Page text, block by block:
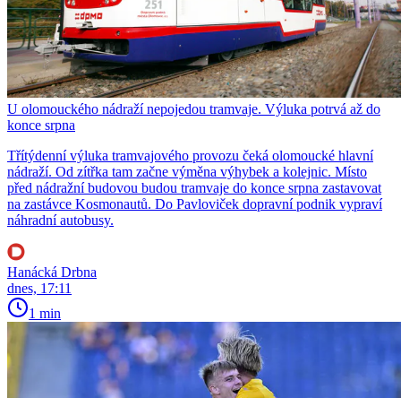
U olomouckého nádraží nepojedou tramvaje. Výluka potrvá až do
konce srpna
Třítýdenní výluka tramvajového provozu čeká olomoucké hlavní
nádraží. Od zítřka tam začne výměna výhybek a kolejnic. Místo
před nádražní budovou budou tramvaje do konce srpna zastavovat
na zastávce Kosmonautů. Do Pavloviček dopravní podnik vypraví
náhradní autobusy.
Hanácká Drbna
dnes, 17:11
1 min